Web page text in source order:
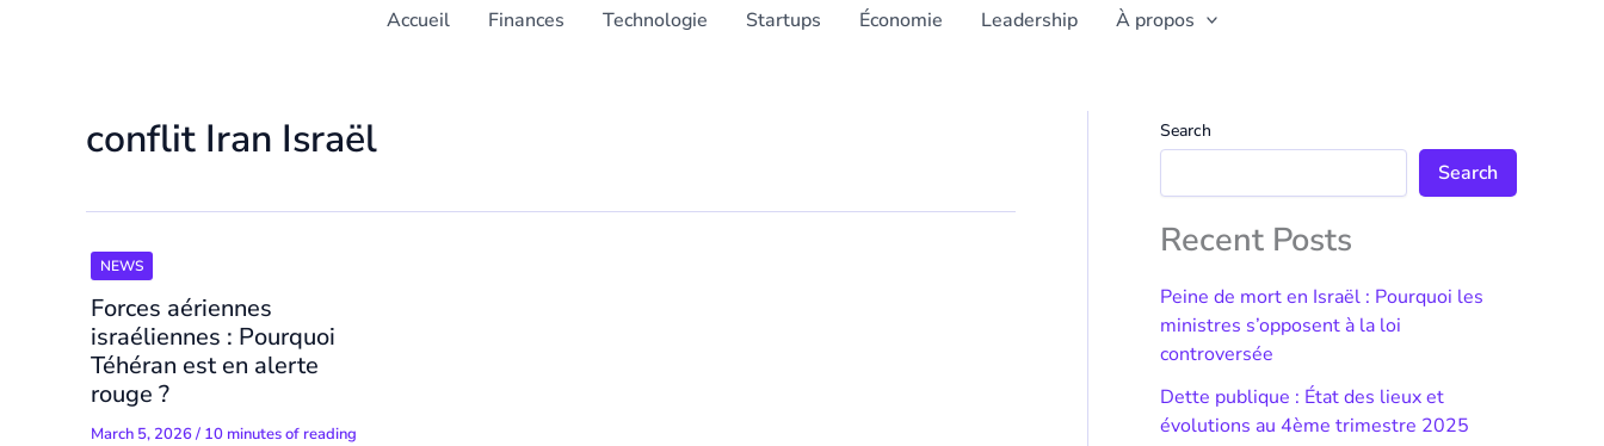
Accueil Finances Technologie Startups Économie Leadership À propos
conflit Iran Israël
NEWS
Forces aériennes
israéliennes : Pourquoi
Téhéran est en alerte
rouge ?
March 5, 2026/ 10 minutes of reading
Search
Search
Recent Posts
Peine de mort en Israël : Pourquoi les
ministres s’opposent à la loi
controversée
Dette publique : État des lieux et
évolutions au 4ème trimestre 2025